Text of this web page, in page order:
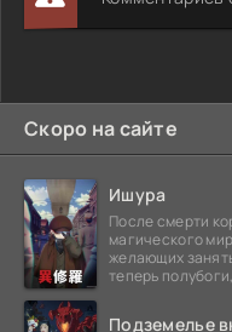
Скоро на сайте
Ишура
После смерти
магического
желающих
теперь
Подземелье